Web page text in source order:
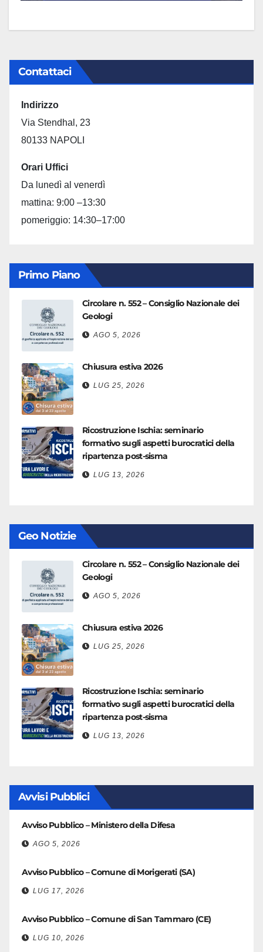
Contattaci
Indirizzo
Via Stendhal, 23
80133 NAPOLI
Orari Uffici
Da lunedì al venerdì
mattina: 9:00 –13:30
pomeriggio: 14:30–17:00
Primo Piano
Circolare n. 552 – Consiglio Nazionale dei
Geologi
AGO 5, 2026
Chiusura estiva 2026
LUG 25, 2026
Ricostruzione Ischia: seminario
formativo sugli aspetti burocratici della
ripartenza post-sisma
LUG 13, 2026
Geo Notizie
Circolare n. 552 – Consiglio Nazionale dei
Geologi
AGO 5, 2026
Chiusura estiva 2026
LUG 25, 2026
Ricostruzione Ischia: seminario
formativo sugli aspetti burocratici della
ripartenza post-sisma
LUG 13, 2026
Avvisi Pubblici
Avviso Pubblico – Ministero della Difesa
AGO 5, 2026
Avviso Pubblico – Comune di Morigerati (SA)
LUG 17, 2026
Avviso Pubblico – Comune di San Tammaro (CE)
LUG 10, 2026